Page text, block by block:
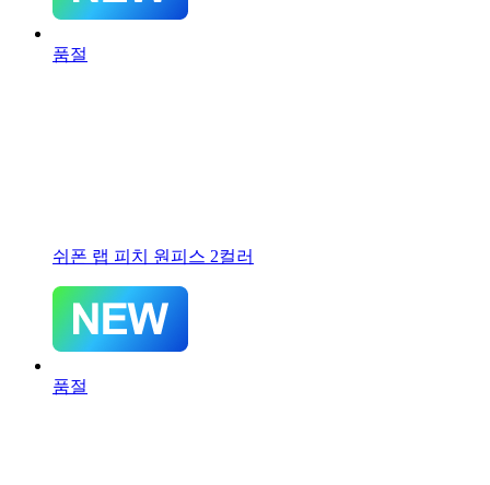
품절
쉬폰 랩 피치 원피스 2컬러
품절